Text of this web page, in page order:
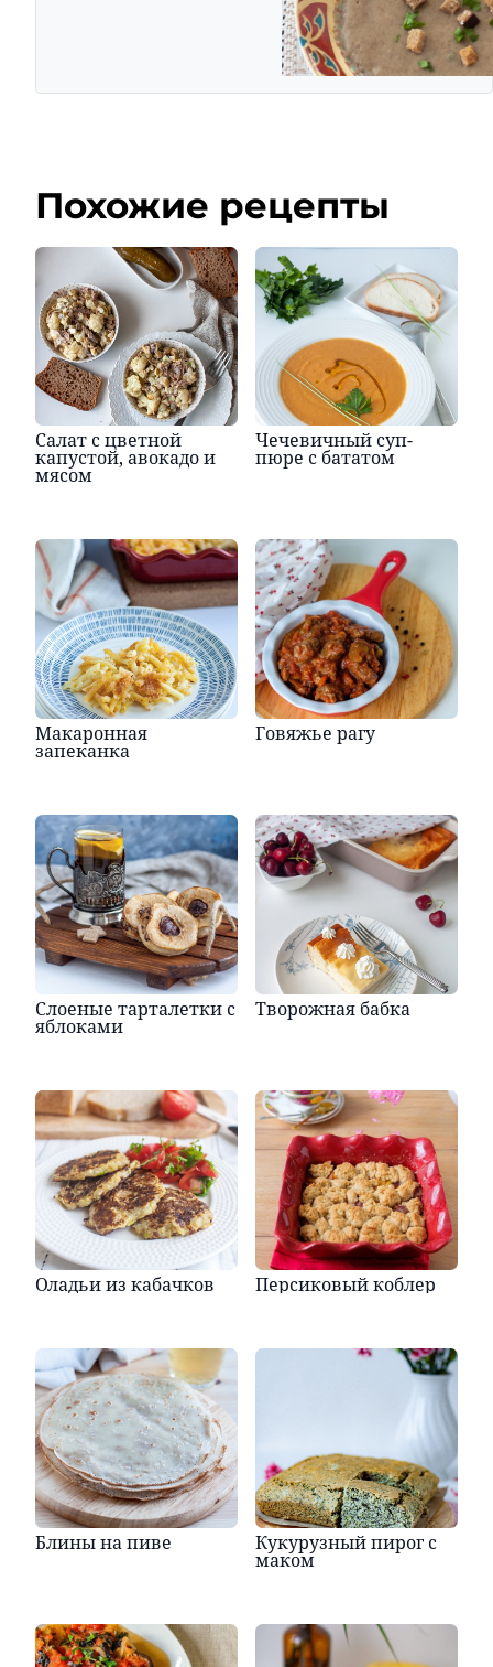
Похожие рецепты
Салат с цветной
капустой, авокадо и
мясом
Чечевичный суп-
пюре с бататом
Макаронная
запеканка
Говяжье рагу
Слоеные тарталетки с
яблоками
Творожная бабка
Оладьи из кабачков Персиковый коблер
Блины на пиве Кукурузный пирог с
маком